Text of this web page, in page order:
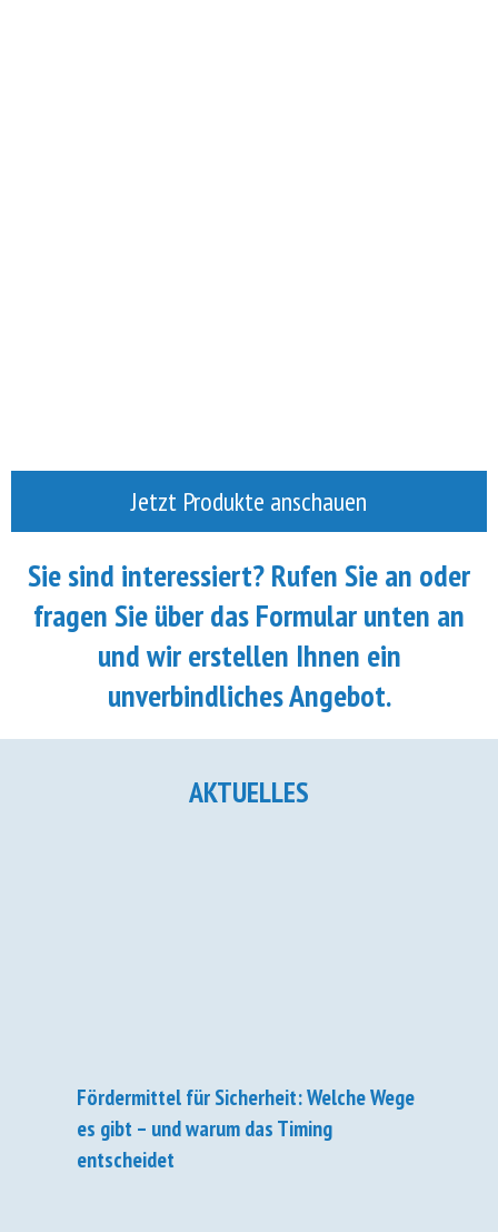
Jetzt Produkte anschauen
Sie sind interessiert? Rufen Sie an oder
fragen Sie über das Formular unten an
und wir erstellen Ihnen ein
unverbindliches Angebot.
AKTUELLES
Fördermittel für Sicherheit: Welche Wege
es gibt – und warum das Timing
entscheidet